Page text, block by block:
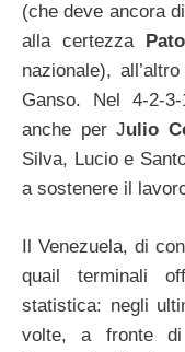
(che deve ancora
alla certezza Pato
nazionale),
Ganso. Nel 4-2-
anche per Julio
Silva, Lucio e
a sostenere il
Il Venezuela, di
quail terminali
statistica: negli
volte, a fronte